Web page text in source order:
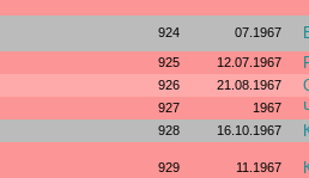
924 07.1967
925 12.07.1967
926 21.08.1967
927 1967
928 16.10.1967
929 11.1967